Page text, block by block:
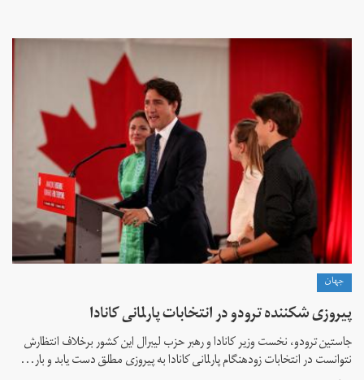
جهان
پیروزی شکننده ترودو در انتخابات پارلمانی کانادا
جاستین ترودو، نخست وزیر کانادا و رهبر حزب لیبرال این کشور برخلاف انتظارش
نتوانست در انتخابات زود‌هنگام پارلمانی کانادا به پیروزی مطلق دست یابد و بار...